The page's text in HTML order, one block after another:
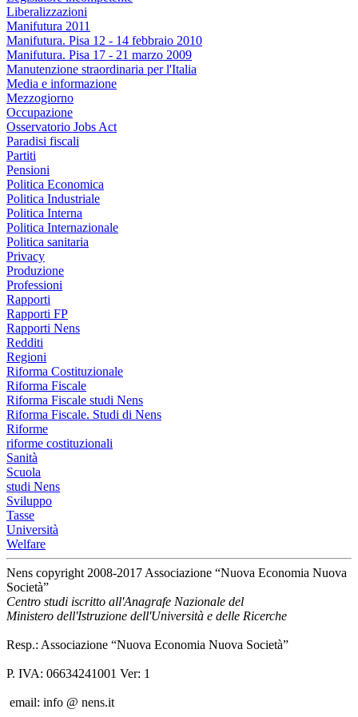
Liberalizzazioni
Manifutura 2011
Manifutura. Pisa 12 - 14 febbraio 2010
Manifutura. Pisa 17 - 21 marzo 2009
Manutenzione straordinaria per l'Italia
Media e informazione
Mezzogiorno
Occupazione
Osservatorio Jobs Act
Paradisi fiscali
Partiti
Pensioni
Politica Economica
Politica Industriale
Politica Interna
Politica Internazionale
Politica sanitaria
Privacy
Produzione
Professioni
Rapporti
Rapporti FP
Rapporti Nens
Redditi
Regioni
Riforma Costituzionale
Riforma Fiscale
Riforma Fiscale studi Nens
Riforma Fiscale. Studi di Nens
Riforme
riforme costituzionali
Sanità
Scuola
studi Nens
Sviluppo
Tasse
Università
Welfare
Nens copyright 2008-2017 Associazione “Nuova Economia Nuova
Società”
Centro studi iscritto all'Anagrafe Nazionale del
Ministero dell'Istruzione dell'Università e delle Ricerche
Resp.: Associazione “Nuova Economia Nuova Società”
P. IVA: 06634241001 Ver: 1
email: info @ nens.it